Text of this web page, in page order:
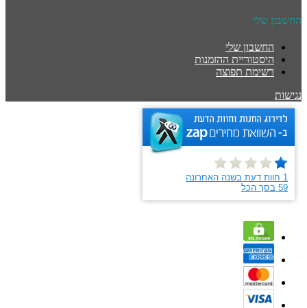
החשבון שלי
החשבון שלי
היסטוריית ההזמנות
רשימת תפוצה
נגישות